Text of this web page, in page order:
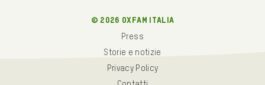
© 2026 oxfam italia
Press
Storie e notizie
Privacy Policy